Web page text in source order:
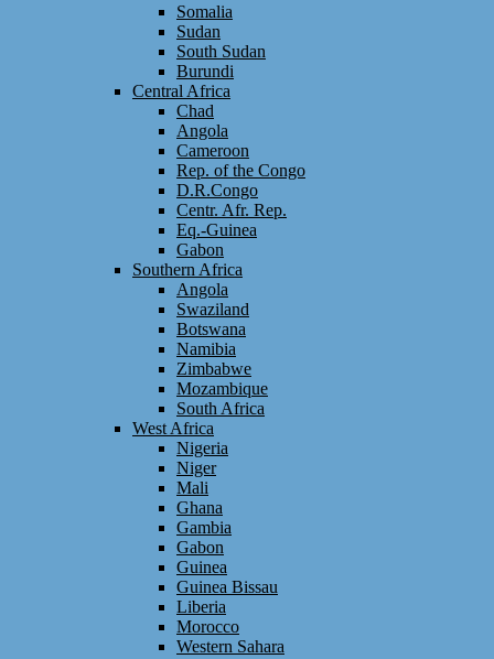
Somalia
Sudan
South Sudan
Burundi
Central Africa
Chad
Angola
Cameroon
Rep. of the Congo
D.R.Congo
Centr. Afr. Rep.
Eq.-Guinea
Gabon
Southern Africa
Angola
Swaziland
Botswana
Namibia
Zimbabwe
Mozambique
South Africa
West Africa
Nigeria
Niger
Mali
Ghana
Gambia
Gabon
Guinea
Guinea Bissau
Liberia
Morocco
Western Sahara